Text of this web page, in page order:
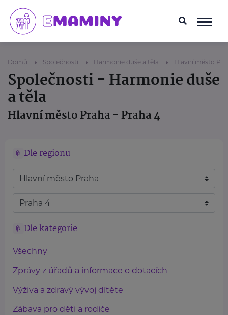
Domů Společnosti Harmonie duše a těla Hlavní město
Společnosti - Harmonie duše
a těla
Hlavní město Praha - Praha 4
Dle regionu
Dle kategorie
Všechny
Zprávy z úřadů a informace o dotacích
Výživa a zdravý vývoj dítěte
Zábava pro děti a rodiče